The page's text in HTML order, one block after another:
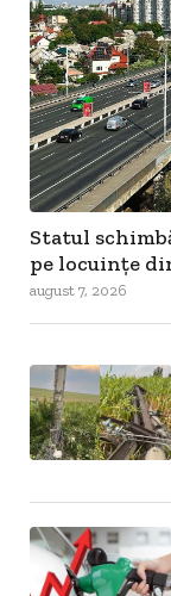
Statul
pe locuințe
august 7, 2026